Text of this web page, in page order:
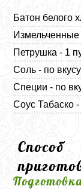
Батон белого
Измельченные
Петрушка - 1
Соль - по вкусу
Специи - по
Соус Табаско -
Способ